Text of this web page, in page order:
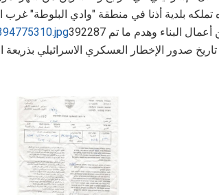
تملكه بلدية أذنا في منطقة "وادي البلوطة" غرب
392287 ويقضي بالتوقف فوراً عن أعمال البناء وهدم ما تم
صدور الإخطار العسكري الاسرائيلي بذريعة